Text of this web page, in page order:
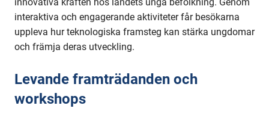
innovativa kraften hos landets unga befolkning. Genom
interaktiva och engagerande aktiviteter får besökarna
uppleva hur teknologiska framsteg kan stärka ungdomar
och främja deras utveckling.
Levande framträdanden och
workshops